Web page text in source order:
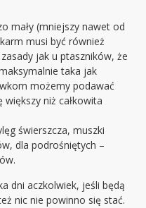
mały (mniejszy nawet od
musi być również
jak u ptaszników, że
taka jak
możemy podawać
niż całkowita
świerszcza, muszki
dla podrośniętych –
dni aczkolwiek, jeśli będą
nic nie powinno się stać.